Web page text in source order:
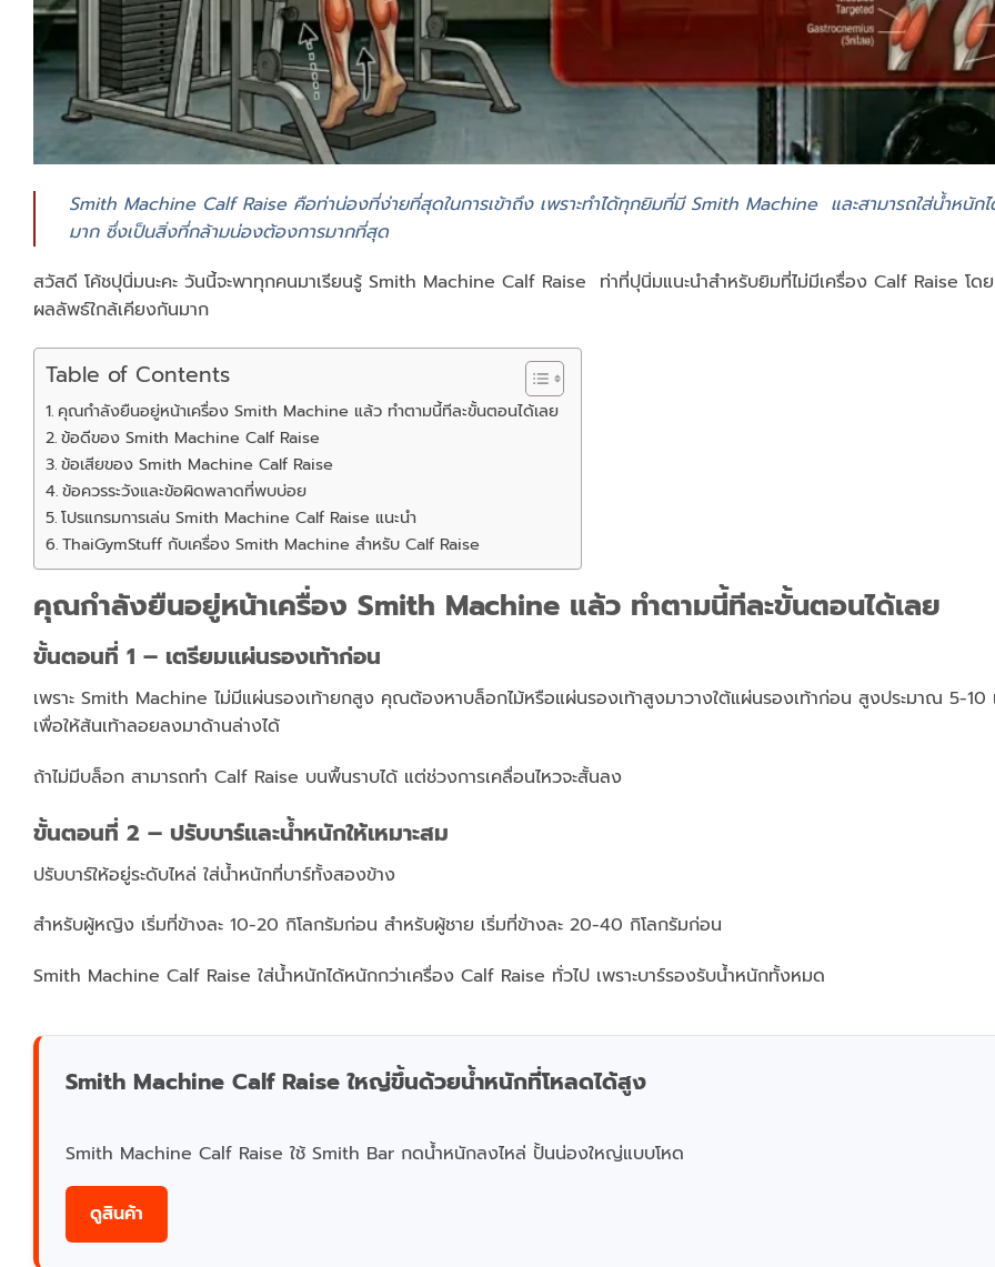
Smith Machine Calf Raise คือท่าน่องที่ง่ายที่สุดในการเข้าถึง เพราะทำได้ทุกยิมที่มี Smith Machine และสามารถใส่น้ำหนัก
มาก ซึ่งเป็นสิ่งที่กล้ามน่องต้องการมากที่สุด
สวัสดี โค้ชปุนิ่มนะคะ วันนี้จะพาทุกคนมาเรียนรู้ Smith Machine Calf Raise ท่าที่ปุนิ่มแนะนำสำหรับยิมที่ไม่มีเครื่อง Calf Raise โดย
ผลลัพธ์ใกล้เคียงกันมาก
Table of Contents
คุณกำลังยืนอยู่หน้าเครื่อง Smith Machine แล้ว ทำตามนี้ทีละขั้นตอนได้เลย
ข้อดีของ Smith Machine Calf Raise
ข้อเสียของ Smith Machine Calf Raise
ข้อควรระวังและข้อผิดพลาดที่พบบ่อย
โปรแกรมการเล่น Smith Machine Calf Raise แนะนำ
ThaiGymStuff กับเครื่อง Smith Machine สำหรับ Calf Raise
คุณกำลังยืนอยู่หน้าเครื่อง Smith Machine แล้ว ทำตามนี้ทีละขั้นตอนได้เลย
ขั้นตอนที่ 1 – เตรียมแผ่นรองเท้าก่อน
เพราะ Smith Machine ไม่มีแผ่นรองเท้ายกสูง คุณต้องหาบล็อกไม้หรือแผ่นรองเท้าสูงมาวางใต้แผ่นรองเท้าก่อน สูงประมาณ 5-10
เพื่อให้ส้นเท้าลอยลงมาด้านล่างได้
ถ้าไม่มีบล็อก สามารถทำ Calf Raise บนพื้นราบได้ แต่ช่วงการเคลื่อนไหวจะสั้นลง
ขั้นตอนที่ 2 – ปรับบาร์และน้ำหนักให้เหมาะสม
ปรับบาร์ให้อยู่ระดับไหล่ ใส่น้ำหนักที่บาร์ทั้งสองข้าง
สำหรับผู้หญิง เริ่มที่ข้างละ 10-20 กิโลกรัมก่อน สำหรับผู้ชาย เริ่มที่ข้างละ 20-40 กิโลกรัมก่อน
Smith Machine Calf Raise ใส่น้ำหนักได้หนักกว่าเครื่อง Calf Raise ทั่วไป เพราะบาร์รองรับน้ำหนักทั้งหมด
Smith Machine Calf Raise ใหญ่ขึ้นด้วยน้ำหนักที่โหลดได้สูง
Smith Machine Calf Raise ใช้ Smith Bar กดน้ำหนักลงไหล่ ปั้นน่องใหญ่แบบโหด
ดูสินค้า